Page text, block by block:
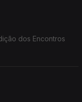
dos Encontros